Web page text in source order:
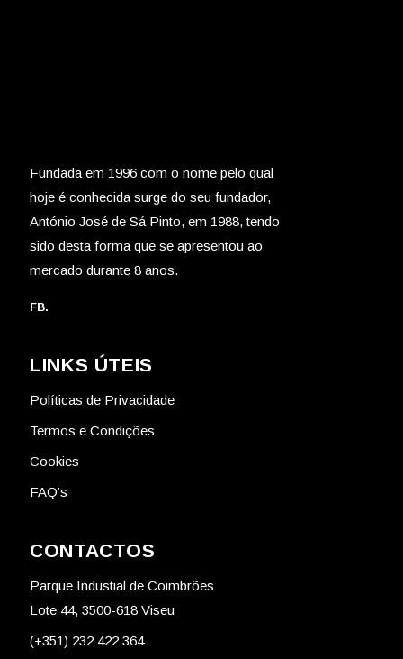
Fundada em 1996 com o nome pelo qual
hoje é conhecida surge do seu fundador,
António José de Sá Pinto, em 1988, tendo
sido desta forma que se apresentou ao
mercado durante 8 anos.
FB.
LINKS ÚTEIS
Políticas de Privacidade
Termos e Condições
Cookies
FAQ’s
CONTACTOS
Parque Industial de Coimbrões
Lote 44, 3500-618 Viseu
(+351) 232 422 364